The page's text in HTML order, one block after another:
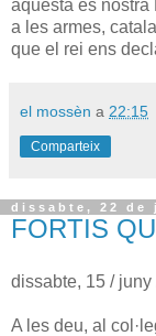
aquesta és nostra
a les armes,
que el rei ens
el mossèn a 22:15
Comparteix
dissabte, 22 de
FORTIS
dissabte, 15 / juny
A les deu, al